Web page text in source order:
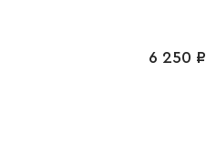
6 250 ₽